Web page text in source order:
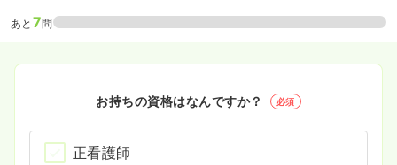
あと 7問
お持ちの資格はなんですか？ 必須
正看護師